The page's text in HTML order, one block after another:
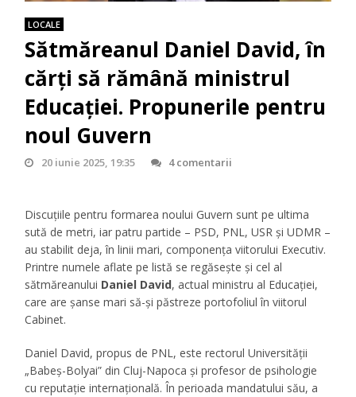
LOCALE
Sătmăreanul Daniel David, în
cărți să rămână ministrul
Educației. Propunerile pentru
noul Guvern
20 iunie 2025, 19:35 4 comentarii
Discuțiile pentru formarea noului Guvern sunt pe ultima
sută de metri, iar patru partide – PSD, PNL, USR și UDMR –
au stabilit deja, în linii mari, componența viitorului Executiv.
Printre numele aflate pe listă se regăsește și cel al
sătmăreanului Daniel David, actual ministru al Educației,
care are șanse mari să-și păstreze portofoliul în viitorul
Cabinet.
Daniel David, propus de PNL, este rectorul Universității
„Babeș-Bolyai” din Cluj-Napoca și profesor de psihologie
cu reputație internațională. În perioada mandatului său, a